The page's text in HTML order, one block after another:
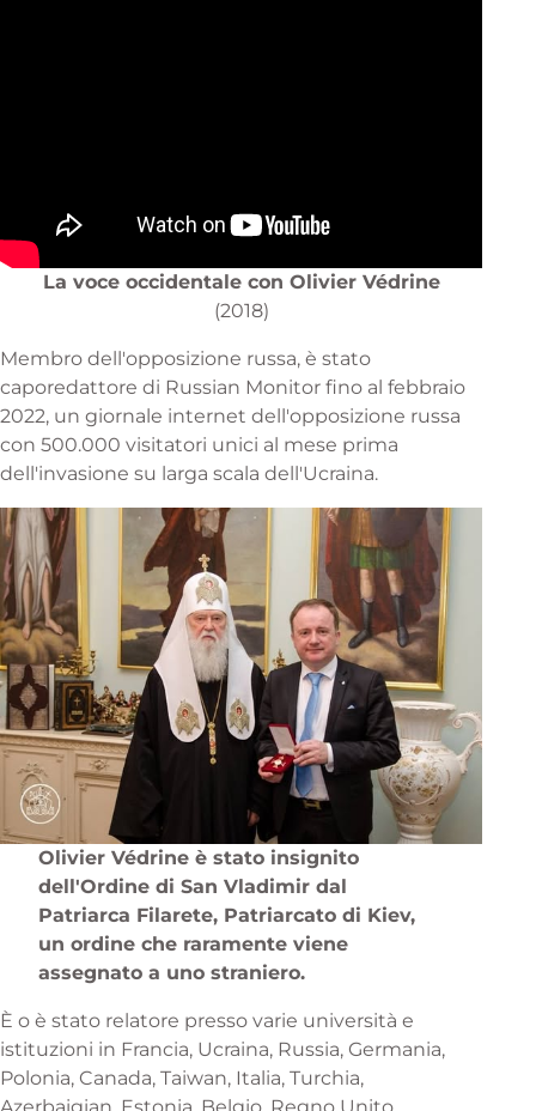
La voce occidentale con Olivier Védrine
(2018)
Membro dell'opposizione russa, è stato
caporedattore di Russian Monitor fino al febbraio
2022, un giornale internet dell'opposizione russa
con 500.000 visitatori unici al mese prima
dell'invasione su larga scala dell'Ucraina.
Olivier Védrine è stato insignito
dell'Ordine di San Vladimir dal
Patriarca Filarete, Patriarcato di Kiev,
un ordine che raramente viene
assegnato a uno straniero.
È o è stato relatore presso varie università e
istituzioni in Francia, Ucraina, Russia, Germania,
Polonia, Canada, Taiwan, Italia, Turchia,